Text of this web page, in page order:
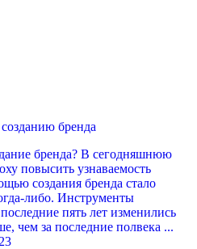
бренда
бренда? В сегодняшнюю
повысить узнаваемость
создания бренда стало
либо. Инструменты
пять лет изменились
чем за последние полвека ...